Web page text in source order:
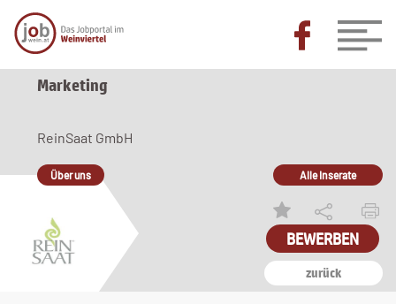
Marketing
zurück
ReinSaat GmbH
Über uns Alle Inserate
BEWERBEN